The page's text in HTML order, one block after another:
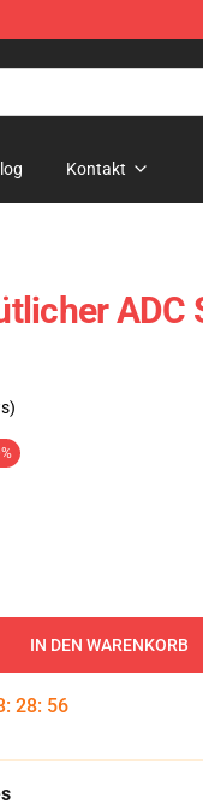
Kontakt
ADC
IN DEN WARENKORB
: 28: 55